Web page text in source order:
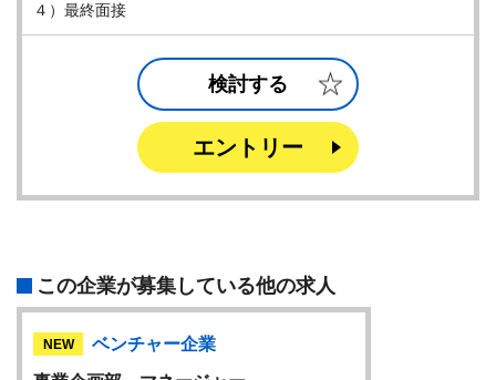
４）最終面接
検討する
エントリー
この企業が募集している他の求人
NEW
ベンチャー企業